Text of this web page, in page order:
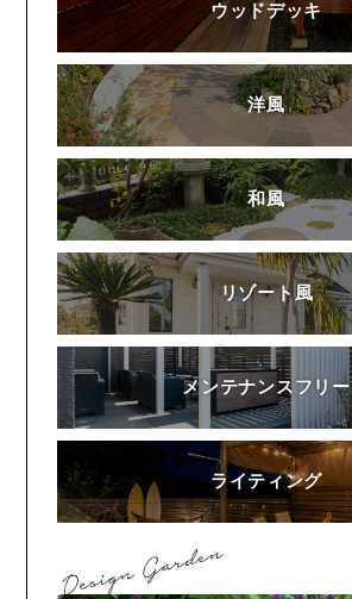
ウッドデッキ
洋風
和風
リゾート風
メンテナンスフリー
ライティング